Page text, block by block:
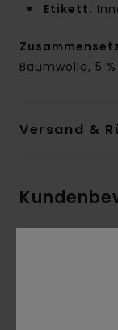
Etikett:
Baumwolle, 5
Versand &